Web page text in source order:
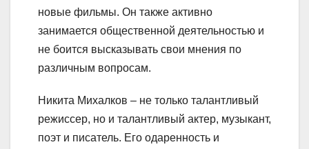
новые фильмы. Он также активно
занимается общественной деятельностью и
не боится высказывать свои мнения по
различным вопросам.
Никита Михалков – не только талантливый
режиссер, но и талантливый актер, музыкант,
поэт и писатель. Его одаренность и